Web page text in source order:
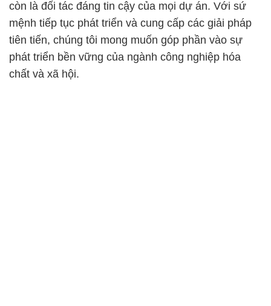
còn là đối tác đáng tin cậy của mọi dự án. Với sứ
mệnh tiếp tục phát triển và cung cấp các giải pháp
tiên tiến, chúng tôi mong muốn góp phần vào sự
phát triển bền vững của ngành công nghiệp hóa
chất và xã hội.